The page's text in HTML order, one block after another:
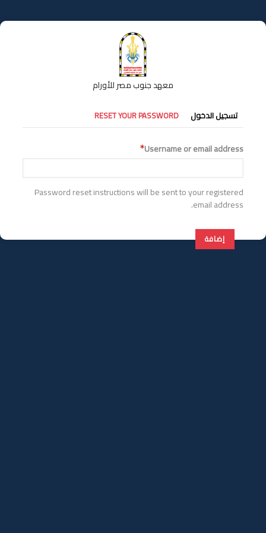
إلى
المحتوى
معهد جنوب مصر للأورام
التبويبات
الأساسية
تسجيل الدخول RESET YOUR PASSWORD
Username or email address
Password reset instructions will be sent to your registered
email address.